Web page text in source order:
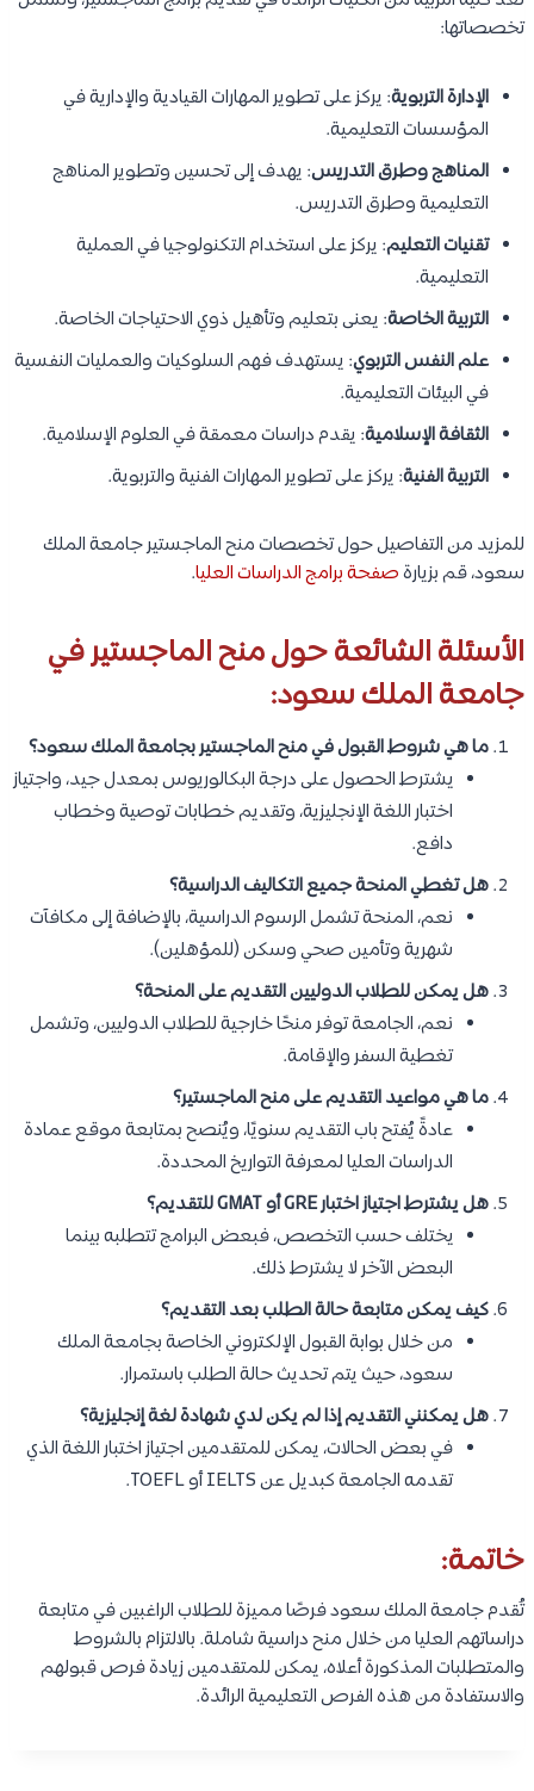
تخصصاتها:
الإدارة التربوية: يركز على تطوير المهارات القيادية والإدارية في
المؤسسات التعليمية.
المناهج وطرق التدريس: يهدف إلى تحسين وتطوير المناهج
التعليمية وطرق التدريس.
تقنيات التعليم: يركز على استخدام التكنولوجيا في العملية
التعليمية.
التربية الخاصة: يعنى بتعليم وتأهيل ذوي الاحتياجات الخاصة.
علم النفس التربوي: يستهدف فهم السلوكيات والعمليات النفسية
في البيئات التعليمية.
الثقافة الإسلامية: يقدم دراسات معمقة في العلوم الإسلامية.
التربية الفنية: يركز على تطوير المهارات الفنية والتربوية.
للمزيد من التفاصيل حول تخصصات منح الماجستير جامعة الملك
سعود، قم بزيارةصفحة برامج الدراسات العليا.
الأسئلة الشائعة حول منح الماجستير في
جامعة الملك سعود:
ما هي شروط القبول في منح الماجستير بجامعة الملك سعود؟
يشترط الحصول على درجة البكالوريوس بمعدل جيد، واجتياز
اختبار اللغة الإنجليزية، وتقديم خطابات توصية وخطاب
دافع.
هل تغطي المنحة جميع التكاليف الدراسية؟
نعم، المنحة تشمل الرسوم الدراسية، بالإضافة إلى مكافآت
شهرية وتأمين صحي وسكن (للمؤهلين).
هل يمكن للطلاب الدوليين التقديم على المنحة؟
نعم، الجامعة توفر منحًا خارجية للطلاب الدوليين، وتشمل
تغطية السفر والإقامة.
ما هي مواعيد التقديم على منح الماجستير؟
عادةً يُفتح باب التقديم سنويًا، ويُنصح بمتابعة موقع عمادة
الدراسات العليا لمعرفة التواريخ المحددة.
هل يشترط اجتياز اختبار GRE أو GMAT للتقديم؟
يختلف حسب التخصص، فبعض البرامج تتطلبه بينما
البعض الآخر لا يشترط ذلك.
كيف يمكن متابعة حالة الطلب بعد التقديم؟
من خلال بوابة القبول الإلكتروني الخاصة بجامعة الملك
سعود، حيث يتم تحديث حالة الطلب باستمرار.
هل يمكنني التقديم إذا لم يكن لدي شهادة لغة إنجليزية؟
في بعض الحالات، يمكن للمتقدمين اجتياز اختبار اللغة الذي
تقدمه الجامعة كبديل عن IELTS أو TOEFL.
خاتمة:
تُقدم جامعة الملك سعود فرصًا مميزة للطلاب الراغبين في متابعة
دراساتهم العليا من خلال منح دراسية شاملة. بالالتزام بالشروط
والمتطلبات المذكورة أعلاه، يمكن للمتقدمين زيادة فرص قبولهم
والاستفادة من هذه الفرص التعليمية الرائدة.